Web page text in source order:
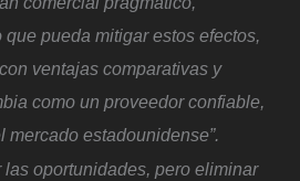
pueda mitigar estos efectos,
ventajas comparativas y
como un proveedor confiable,
estadounidense”.
las oportunidades, pero eliminar